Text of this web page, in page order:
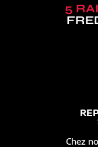
5
Chez